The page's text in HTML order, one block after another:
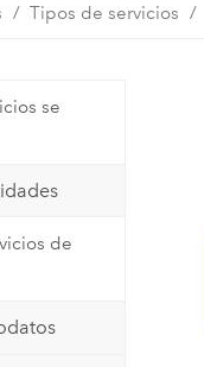
Tipos de servicios
se
de